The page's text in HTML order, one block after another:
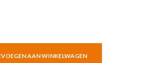
AAN WINKELWAGEN